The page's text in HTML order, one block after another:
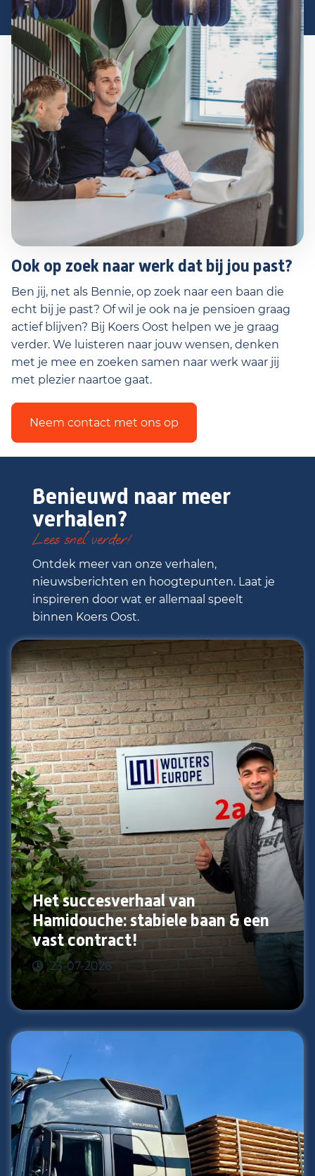
Ook op zoek naar werk dat bij jou past?
Ben jij, net als Bennie, op zoek naar een baan die
echt bij je past? Of wil je ook na je pensioen graag
actief blijven? Bij Koers Oost helpen we je graag
verder. We luisteren naar jouw wensen, denken
met je mee en zoeken samen naar werk waar jij
met plezier naartoe gaat.
Neem contact met ons op
Benieuwd naar meer
verhalen?
Lees snel verder!
Ontdek meer van onze verhalen,
nieuwsberichten en hoogtepunten. Laat je
inspireren door wat er allemaal speelt
binnen Koers Oost.
Het succesverhaal van
Hamidouche: stabiele baan & een
vast contract!
23-07-2026